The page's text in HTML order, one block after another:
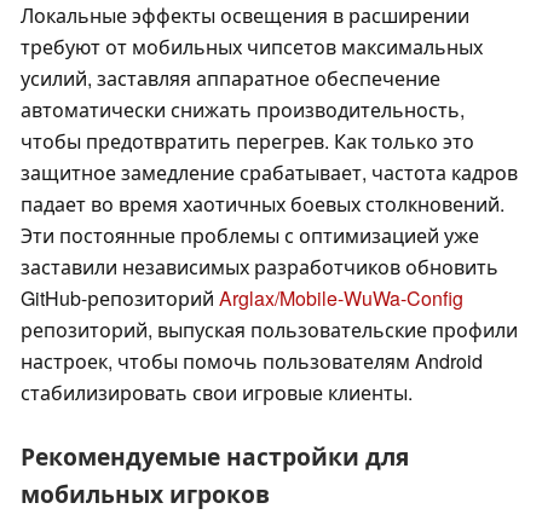
Локальные эффекты освещения в расширении
требуют от мобильных чипсетов максимальных
усилий, заставляя аппаратное обеспечение
автоматически снижать производительность,
чтобы предотвратить перегрев. Как только это
защитное замедление срабатывает, частота кадров
падает во время хаотичных боевых столкновений.
Эти постоянные проблемы с оптимизацией уже
заставили независимых разработчиков обновить
GitHub-репозиторий Arglax/Mobile-WuWa-Config
репозиторий, выпуская пользовательские профили
настроек, чтобы помочь пользователям Android
стабилизировать свои игровые клиенты.
Рекомендуемые настройки для
мобильных игроков